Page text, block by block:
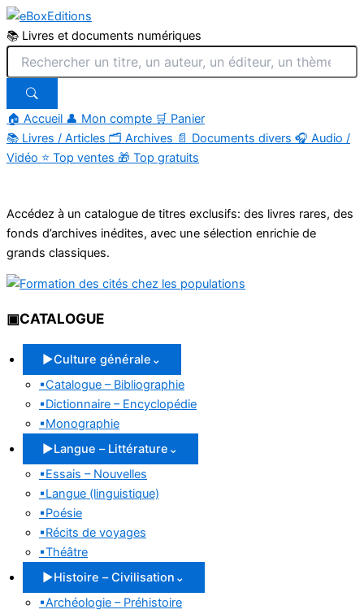
📚 Livres et documents numériques
🏠 Accueil 👤 Mon compte 🛒 Panier
📚 Livres / Articles 🗂 Archives 📄 Documents divers 🎧 Audio /
Vidéo ⭐ Top ventes 🎁 Top gratuits
contenu
Accédez à un catalogue de titres exclusifs: des livres rares, des
fonds d’archives inédites, avec une sélection enrichie de
grands classiques.
▣CATALOGUE
▶Culture générale ⌄
▪Catalogue – Bibliographie
▪Dictionnaire – Encyclopédie
▪Monographie
▶Langue – Littérature ⌄
▪Essais – Nouvelles
▪Langue (linguistique)
▪Poésie
▪Récits de voyages
▪Théâtre
▶Histoire – Civilisation ⌄
▪Archéologie – Préhistoire